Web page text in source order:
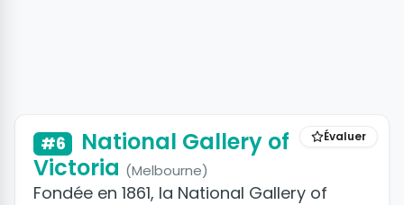
Évaluer
#6
National Gallery of
Victoria (Melbourne)
Fondée en 1861, la National Gallery of